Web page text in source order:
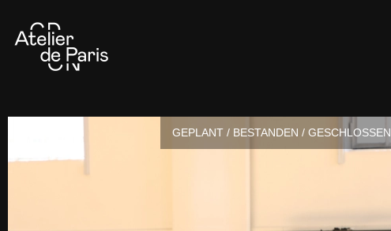
GEPLANT / BESTANDEN / GESCHLOSSEN